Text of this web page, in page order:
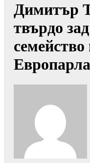
Димитър
твърдо